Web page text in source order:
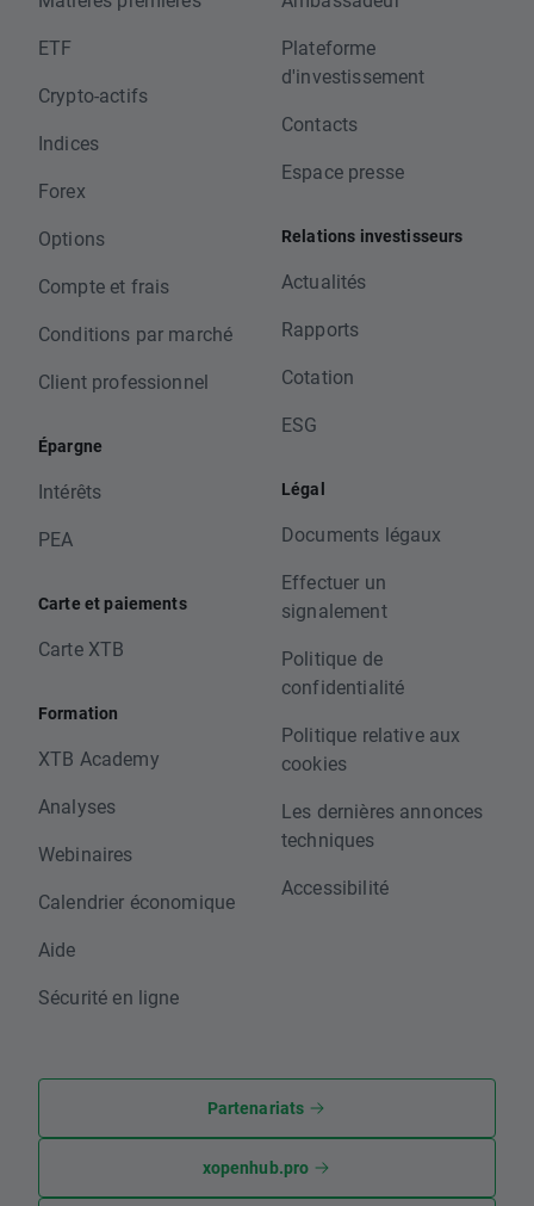
ETF
Crypto-actifs
Indices
Forex
Options
Compte et frais
Conditions par marché
Client professionnel
Épargne
Intérêts
PEA
Carte et paiements
Carte XTB
Formation
XTB Academy
Analyses
Webinaires
Calendrier économique
Aide
Sécurité en ligne
Plateforme
d'investissement
Contacts
Espace presse
Relations investisseurs
Actualités
Rapports
Cotation
ESG
Légal
Documents légaux
Effectuer un
signalement
Politique de
confidentialité
Politique relative aux
cookies
Les dernières annonces
techniques
Accessibilité
Partenariats
xopenhub.pro